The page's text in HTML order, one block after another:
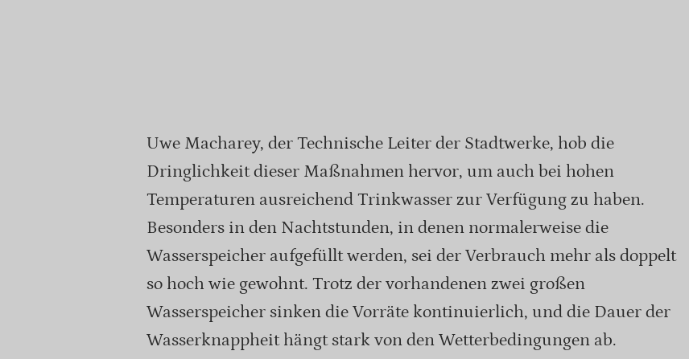
Uwe Macharey, der Technische Leiter der Stadtwerke, hob die
Dringlichkeit dieser Maßnahmen hervor, um auch bei hohen
Temperaturen ausreichend Trinkwasser zur Verfügung zu haben.
Besonders in den Nachtstunden, in denen normalerweise die
Wasserspeicher aufgefüllt werden, sei der Verbrauch mehr als doppelt
so hoch wie gewohnt. Trotz der vorhandenen zwei großen
Wasserspeicher sinken die Vorräte kontinuierlich, und die Dauer der
Wasserknappheit hängt stark von den Wetterbedingungen ab.